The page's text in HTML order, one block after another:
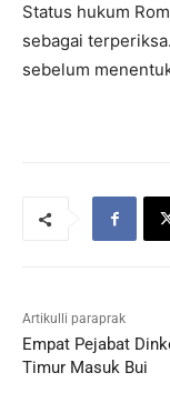
Status hukum
sebagai
sebelum
Artikulli paraprak
Empat Pejabat
Timur Masuk Bui